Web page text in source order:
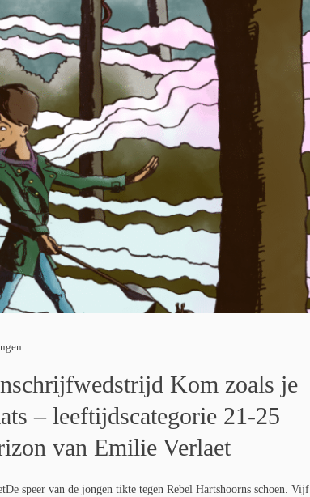
Kom zoals je
– leeftijdscategorie 21-25
van Emilie Verlaet
speer van de jongen tikte tegen Rebel Hartshoorns schoen. Vijf